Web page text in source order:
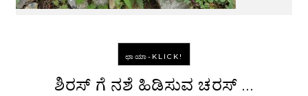
ಛಾಯಾ-KLICK!
ಶಿರಸ್ ಗೆ ನಶೆ ಹಿಡಿಸುವ ಚರಸ್ …